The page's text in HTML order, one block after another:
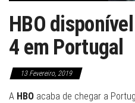
HBO
4 em Portugal
13 Fevereiro, 2019
A HBO acaba de chegar a